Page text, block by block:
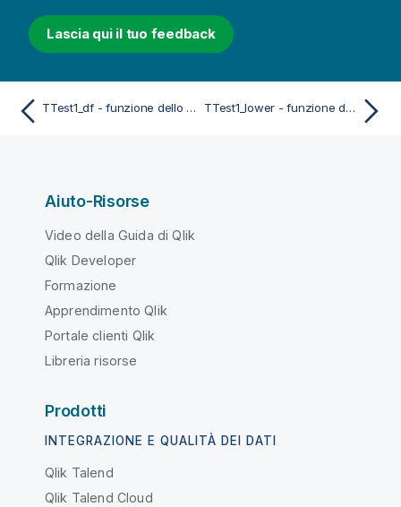
Lascia qui il tuo feedback
TTest1_df - funzione dello script e del grafico TTest1_lower - funzione dello script e del grafico
Aiuto-Risorse
Video della Guida di Qlik
Qlik Developer
Formazione
Apprendimento Qlik
Portale clienti Qlik
Libreria risorse
Prodotti
INTEGRAZIONE E QUALITÀ DEI DATI
Qlik Talend
Qlik Talend Cloud